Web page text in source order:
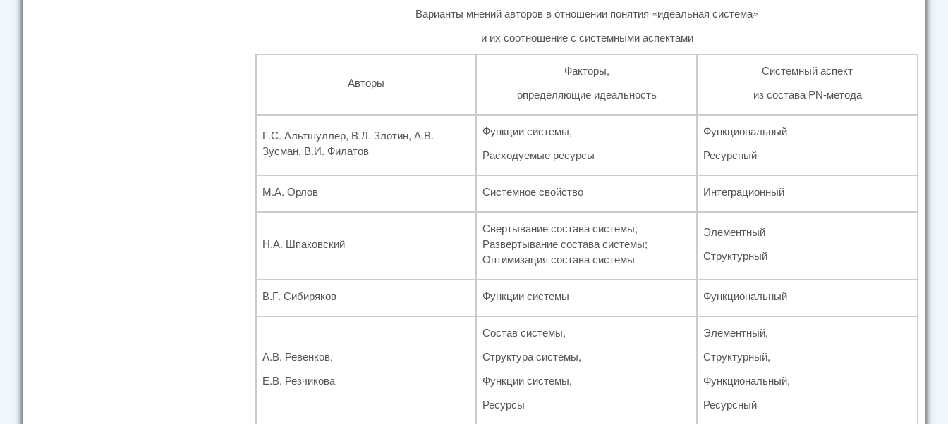
Варианты мнений авторов в отношении понятия «идеальная система»
и их соотношение с системными аспектами
Авторы
Факторы,
определяющие идеальность
Системный аспект
из состава PN-метода
Г.С. Альтшуллер, В.Л. Злотин, А.В.
Зусман, В.И. Филатов
Функции системы,
Расходуемые ресурсы
Функциональный
Ресурсный
М.А. Орлов Системное свойство Интеграционный
Н.А. Шпаковский
Свертывание состава системы;
Развертывание состава системы;
Оптимизация состава системы
Элементный
Структурный
В.Г. Сибиряков Функции системы Функциональный
А.В. Ревенков,
Е.В. Резчикова
Состав системы,
Структура системы,
Функции системы,
Ресурсы
Элементный,
Структурный,
Функциональный,
Ресурсный